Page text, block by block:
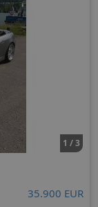
1 / 3
35.900 EUR